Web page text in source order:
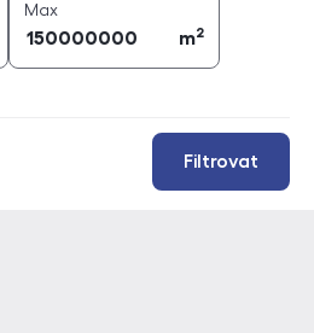
Maxplocha (
m2
Filtrovat